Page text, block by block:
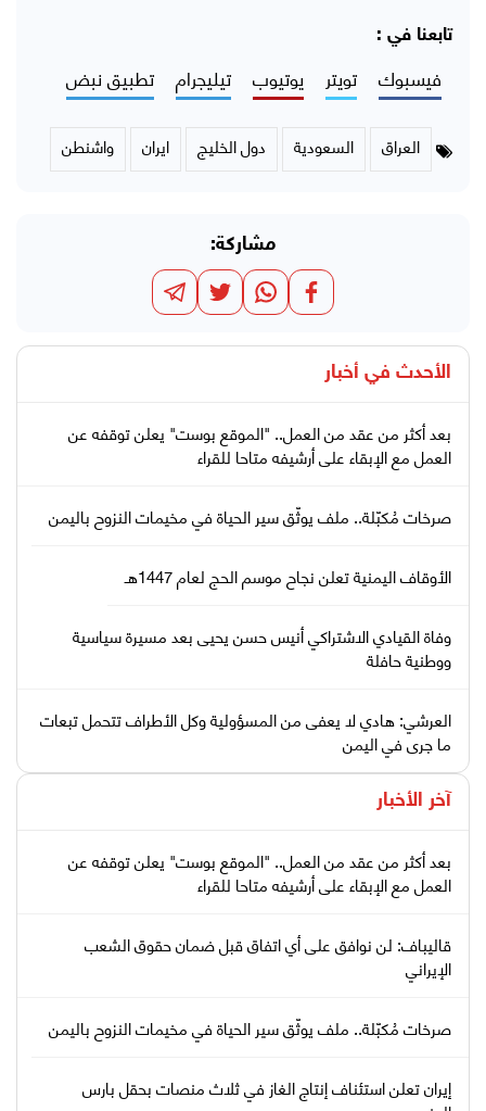
تابعنا في :
فيسبوك تويتر يوتيوب تيليجرام تطبيق نبض
العراق السعودية دول الخليج ايران واشنطن
مشاركة:
الأحدث في أخبار
بعد أكثر من عقد من العمل.. "الموقع بوست" يعلن توقفه عن
العمل مع الإبقاء على أرشيفه متاحا للقراء
صرخات مُكبّلة.. ملف يوثّق سير الحياة في مخيمات النزوح باليمن
الأوقاف اليمنية تعلن نجاح موسم الحج لعام 1447هـ
وفاة القيادي الاشتراكي أنيس حسن يحيى بعد مسيرة سياسية
ووطنية حافلة
العرشي: هادي لا يعفى من المسؤولية وكل الأطراف تتحمل تبعات
ما جرى في اليمن
آخر الأخبار
بعد أكثر من عقد من العمل.. "الموقع بوست" يعلن توقفه عن
العمل مع الإبقاء على أرشيفه متاحا للقراء
قاليباف: لن نوافق على أي اتفاق قبل ضمان حقوق الشعب
الإيراني
صرخات مُكبّلة.. ملف يوثّق سير الحياة في مخيمات النزوح باليمن
إيران تعلن استئناف إنتاج الغاز في ثلاث منصات بحقل بارس